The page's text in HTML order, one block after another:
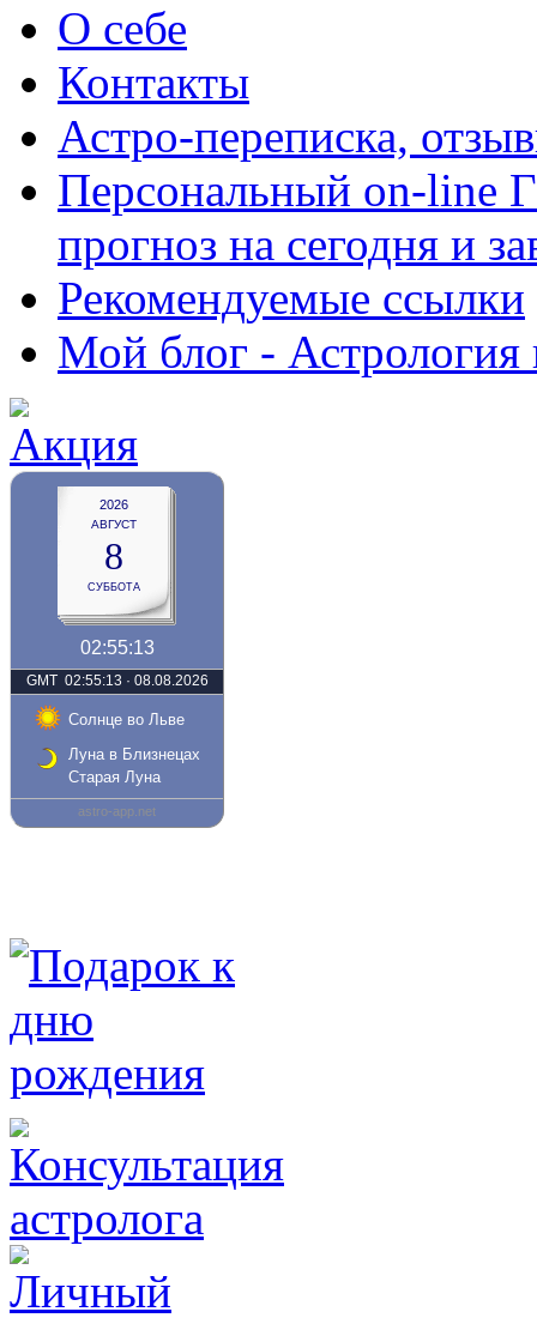
О себе
Контакты
Астро-переписка,
Персональный on-
прогноз на сегодня и
Рекомендуемые ссылки
Мой блог - Астрология